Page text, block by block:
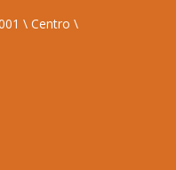
\ Centro \